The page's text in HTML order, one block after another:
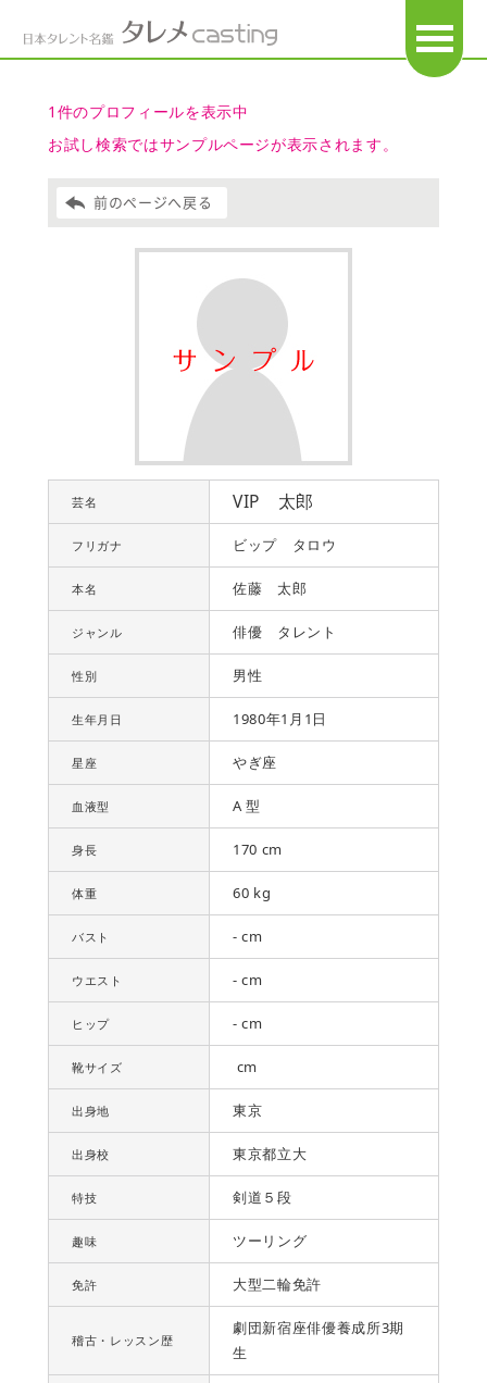
1件のプロフィールを表示中
お試し検索ではサンプルページが表示されます。
前のページへ戻る
芸名 VIP 太郎
フリガナ ビップ タロウ
本名 佐藤 太郎
ジャンル 俳優 タレント
性別 男性
生年月日 1980年1月1日
星座 やぎ座
血液型 A 型
身長 170 cm
体重 60 kg
バスト - cm
ウエスト - cm
ヒップ - cm
靴サイズ cm
出身地 東京
出身校 東京都立大
特技 剣道５段
趣味 ツーリング
免許 大型二輪免許
稽古・レッスン歴
劇団新宿座俳優養成所3期
生